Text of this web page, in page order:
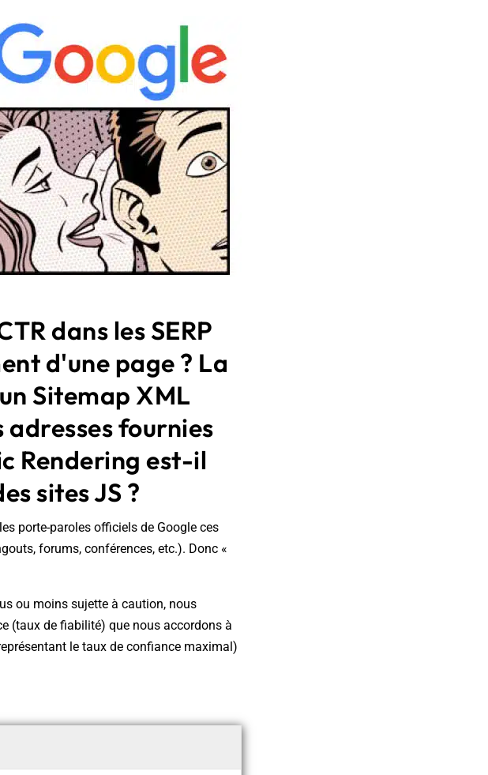
dans les SERP
d'une page ? La
Sitemap XML
fournies
Rendering est-il
sites JS ?
porte-paroles officiels de Google ces
forums, conférences, etc.). Donc «
ou moins sujette à caution, nous
(taux de fiabilité) que nous accordons à
le taux de confiance maximal)